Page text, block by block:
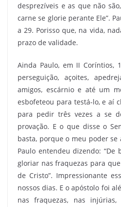
desprezíveis e as que não
carne se glorie perante Ele”.
a 29. Porisso que, na vida,
prazo de validade.
Ainda Paulo, em II Coríntios,
perseguição, açoites,
amigos, escárnio e até um
esbofeteou para testá-lo, e aí
para pedir três vezes a se
provação. E o que disse o
basta, porque o meu poder se
Paulo entendeu dizendo: “De
gloriar nas fraquezas para
de Cristo”. Impressionante
nossos dias. E o apóstolo foi
nas fraquezas, nas injúrias,